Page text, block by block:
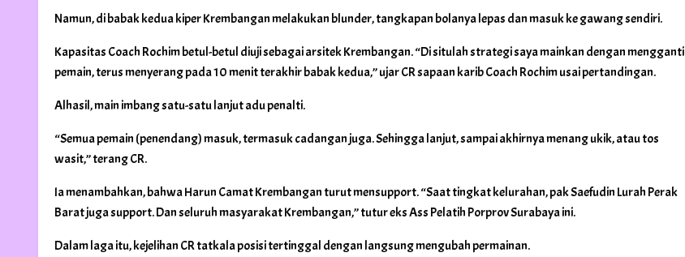
Namun, di babak kedua kiper Krembangan melakukan blunder, tangkapan bolanya lepas dan masuk ke gawang sendiri.
Kapasitas Coach Rochim betul-betul diuji sebagai arsitek Krembangan. “Di situlah strategi saya mainkan dengan mengganti
pemain, terus menyerang pada 10 menit terakhir babak kedua,” ujar CR sapaan karib Coach Rochim usai pertandingan.
Alhasil, main imbang satu-satu lanjut adu penalti.
“Semua pemain (penendang) masuk, termasuk cadangan juga. Sehingga lanjut, sampai akhirnya menang ukik, atau tos
wasit,” terang CR.
Ia menambahkan, bahwa Harun Camat Krembangan turut mensupport. “Saat tingkat kelurahan, pak Saefudin Lurah Perak
Barat juga support. Dan seluruh masyarakat Krembangan,” tutur eks Ass Pelatih Porprov Surabaya ini.
Dalam laga itu, kejelihan CR tatkala posisi tertinggal dengan langsung mengubah permainan.